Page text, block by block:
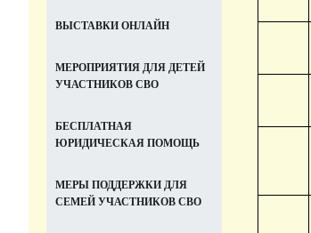
ВЫСТАВКИ ОНЛАЙН
МЕРОПРИЯТИЯ ДЛЯ ДЕТЕЙ
УЧАСТНИКОВ СВО
БЕСПЛАТНАЯ
ЮРИДИЧЕСКАЯ ПОМОЩЬ
МЕРЫ ПОДДЕРЖКИ ДЛЯ
СЕМЕЙ УЧАСТНИКОВ СВО